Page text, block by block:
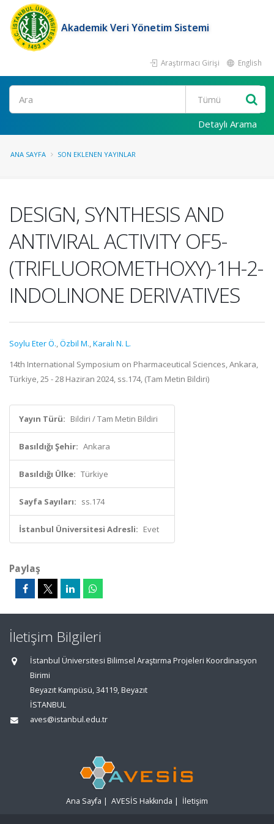
Akademik Veri Yönetim Sistemi
Araştırmacı Girişi English
Ara
Detaylı Arama
ANA SAYFA SON EKLENEN YAYINLAR
DESIGN, SYNTHESIS AND
ANTIVIRAL ACTIVITY OF5-
(TRIFLUOROMETHOXY)-1H-2-
INDOLINONE DERIVATIVES
Soylu Eter Ö.,Özbil M.,Karalı N. L.
14th International Symposium on Pharmaceutical Sciences, Ankara,
Türkiye, 25 - 28 Haziran 2024, ss.174, (Tam Metin Bildiri)
Yayın Türü: Bildiri / Tam Metin Bildiri
Basıldığı Şehir: Ankara
Basıldığı Ülke: Türkiye
Sayfa Sayıları: ss.174
İstanbul Üniversitesi Adresli: Evet
Paylaş
İletişim Bilgileri
İstanbul Üniversitesi Bilimsel Araştırma Projeleri Koordinasyon
Birimi
Beyazıt Kampüsü, 34119, Beyazıt
İSTANBUL
aves@istanbul.edu.tr
Ana Sayfa | AVESİS Hakkında | İletişim